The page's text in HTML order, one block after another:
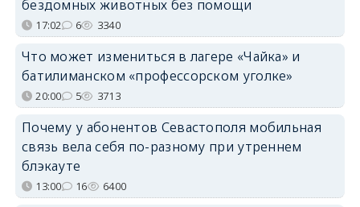
бездомных животных без помощи
17:02 6 3340
Что может измениться в лагере «Чайка» и
батилиманском «профессорском уголке»
20:00 5 3713
Почему у абонентов Севастополя мобильная
связь вела себя по-разному при утреннем
блэкауте
13:00 16 6400